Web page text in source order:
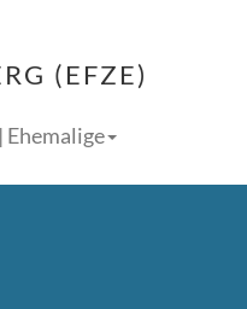
(EFZE)
Ehemalige